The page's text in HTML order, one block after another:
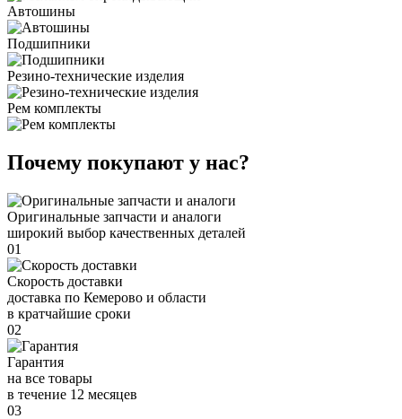
Автошины
Подшипники
Резино-технические изделия
Рем комплекты
Почему покупают у нас?
Оригинальные запчасти и аналоги
широкий выбор качественных деталей
01
Скорость доставки
доставка по Кемерово и области
в кратчайшие сроки
02
Гарантия
на все товары
в течение 12 месяцев
03